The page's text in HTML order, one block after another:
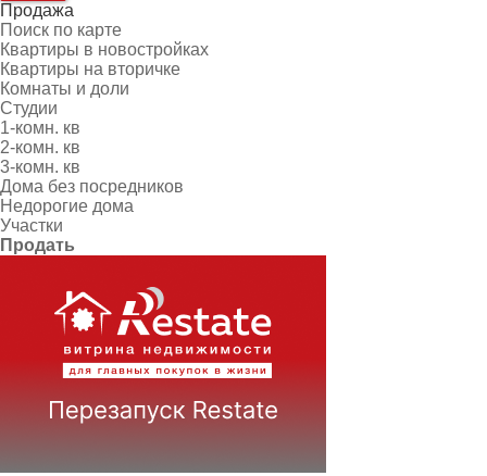
Продажа
Поиск по карте
Квартиры в новостройках
Квартиры на вторичке
Комнаты и доли
Студии
1-комн. кв
2-комн. кв
3-комн. кв
Дома без посредников
Недорогие дома
Участки
Продать